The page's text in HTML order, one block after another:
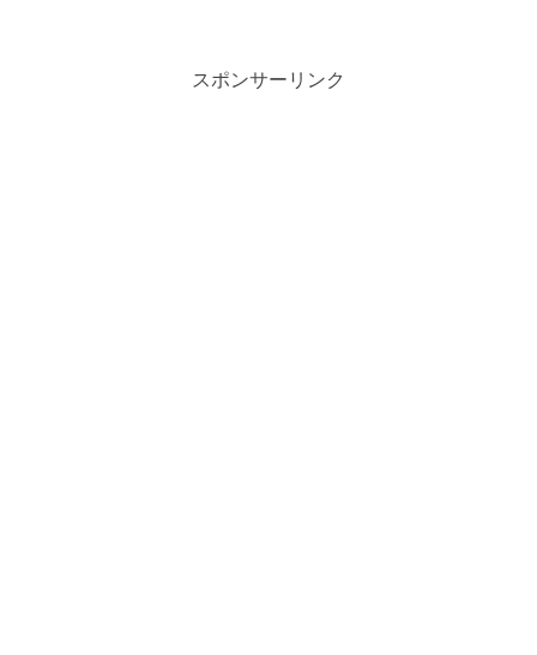
スポンサーリンク